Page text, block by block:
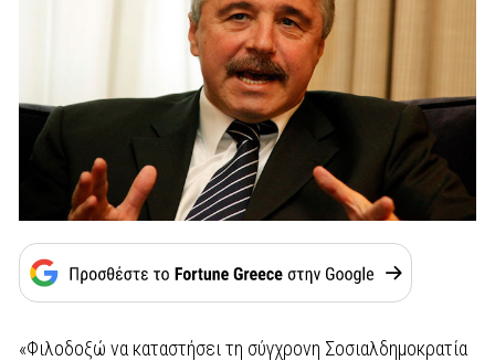
«Φιλοδοξώ να καταστήσει τη σύγχρονη Σοσιαλδημοκρατία